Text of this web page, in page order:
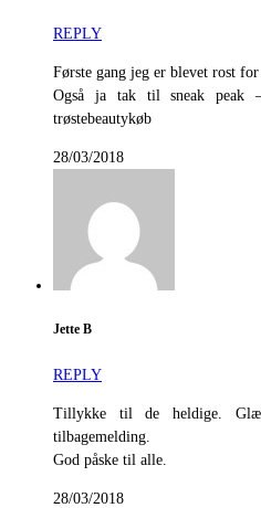
REPLY
Første gang jeg er blevet rost
Også ja tak til sneak
trøstebeautykøb
28/03/2018
Jette B
REPLY
Tillykke til de heldige.
tilbagemelding.
God påske til alle.
28/03/2018